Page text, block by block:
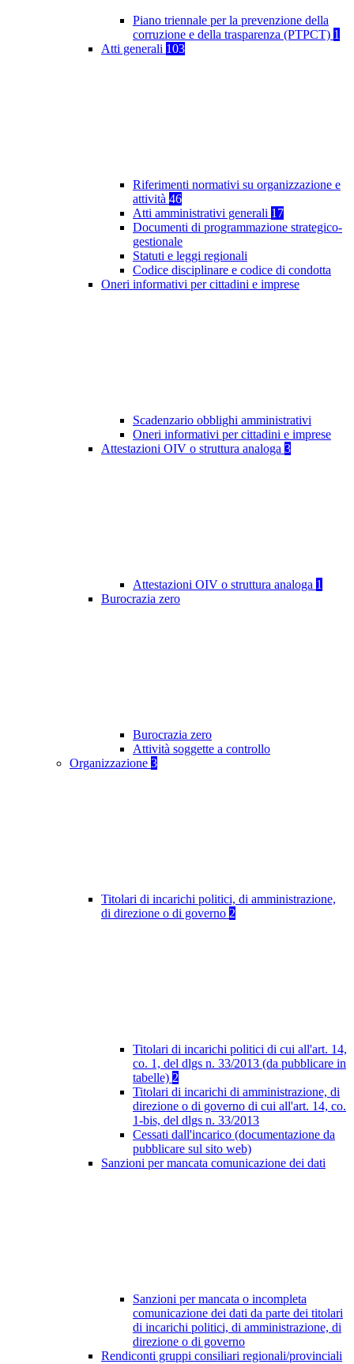
Piano triennale per la prevenzione della
corruzione e della trasparenza (PTPCT) 1
Atti generali 103
Riferimenti normativi su organizzazione e
attività 46
Atti amministrativi generali 17
Documenti di programmazione strategico-
gestionale
Statuti e leggi regionali
Codice disciplinare e codice di condotta
Oneri informativi per cittadini e imprese
Scadenzario obblighi amministrativi
Oneri informativi per cittadini e imprese
Attestazioni OIV o struttura analoga 3
Attestazioni OIV o struttura analoga 1
Burocrazia zero
Burocrazia zero
Attività soggette a controllo
Organizzazione 3
Titolari di incarichi politici, di amministrazione,
di direzione o di governo 2
Titolari di incarichi politici di cui all'art. 14,
co. 1, del dlgs n. 33/2013 (da pubblicare in
tabelle) 2
Titolari di incarichi di amministrazione, di
direzione o di governo di cui all'art. 14, co.
1-bis, del dlgs n. 33/2013
Cessati dall'incarico (documentazione da
pubblicare sul sito web)
Sanzioni per mancata comunicazione dei dati
Sanzioni per mancata o incompleta
comunicazione dei dati da parte dei titolari
di incarichi politici, di amministrazione, di
direzione o di governo
Rendiconti gruppi consiliari regionali/provinciali